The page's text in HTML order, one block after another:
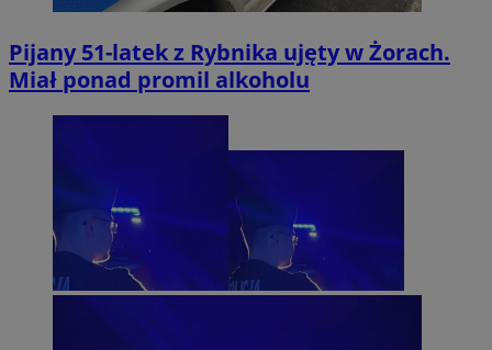
Pijany 51-latek z Rybnika ujęty w Żorach.
Miał ponad promil alkoholu